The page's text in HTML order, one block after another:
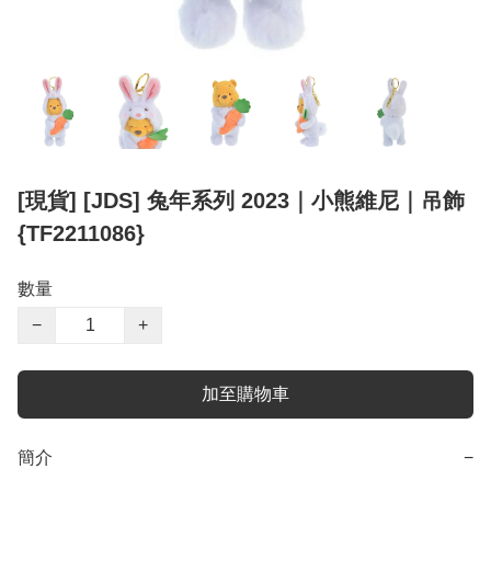
[現貨] [JDS] 兔年系列 2023｜小熊維尼｜吊飾
{TF2211086}
數量
−
+
加至購物車
簡介 −